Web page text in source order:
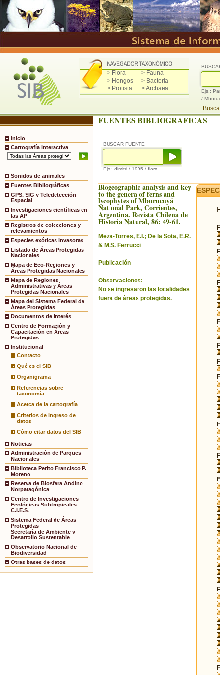
> Flora
> Fauna
> Hongos
> Bacteria
> Protista
> Archaea
Ejs.:
/
Inicio
Cartografía interactiva
Sonidos de animales
Fuentes Bibliográficas
GPS, SIG y Teledetección
Espacial
Investigaciones científicas en
las AP
Registros de colecciones y
relevamientos
Especies exóticas invasoras
Listado de Áreas Protegidas
Nacionales
Mapa de Eco-Regiones y
Áreas Protegidas Nacionales
Mapa de Regiones
Administrativas y Áreas
Protegidas Nacionales
Mapa del Sistema Federal de
Áreas Protegidas
Documentos de interés
Centro de Formación y
Capacitación en Áreas
Protegidas
Institucional
Contacto
Qué es el SIB
Organigrama
Referencias sobre
taxonomía
Acerca de la cartografía
Criterios de ingreso de
datos
Cómo citar datos del SIB
Noticias
Administración de Parques
Nacionales
Biblioteca Perito Francisco P.
Moreno
Reserva de Biosfera Andino
Norpatagónica
Centro de Investigaciones
Ecológicas Subtropicales
C.I.E.S.
Sistema Federal de Áreas
Protegidas
Secretaría de Ambiente y
Desarrollo Sustentable
Observatorio Nacional de
Biodiversidad
Otras bases de datos
FUENTES BIBLIOGRAFICAS
BUSCAR FUENTE
Ejs.: dimitri / 1995 / flora
Biogeographic analysis and key
to the genera of ferns and
lycophytes of Mburucuyá
National Park, Corrientes,
Argentina. Revista Chilena de
Historia Natural, 86: 49-61.
Meza-Torres, E.I.; De la Sota, E.R.
& M.S. Ferrucci
Publicación
Observaciones:
No se ingresaron las localidades
fuera de áreas protegidas.